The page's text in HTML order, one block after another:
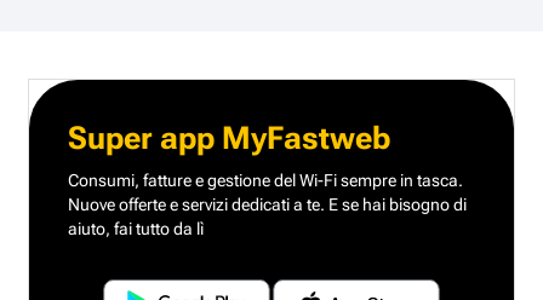
Super app MyFastweb
Consumi, fatture e gestione del Wi-Fi sempre in tasca.
Nuove offerte e servizi dedicati a te. E se hai bisogno di
aiuto, fai tutto da lì